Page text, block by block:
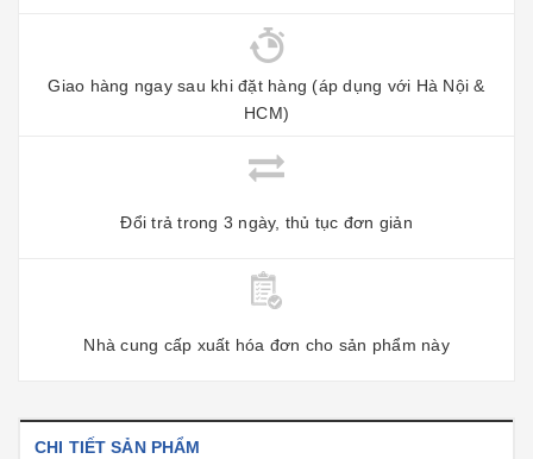
Giao hàng ngay sau khi đặt hàng (áp dụng với Hà Nội &
HCM)
Đổi trả trong 3 ngày, thủ tục đơn giản
Nhà cung cấp xuất hóa đơn cho sản phẩm này
CHI TIẾT SẢN PHẨM